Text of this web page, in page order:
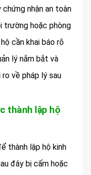
nhận an toàn
trường hoặc phòng
cần khai báo rõ
lý nắm bắt và
về pháp lý sau
thành lập hộ
thành lập hộ kinh
đây bị cấm hoặc